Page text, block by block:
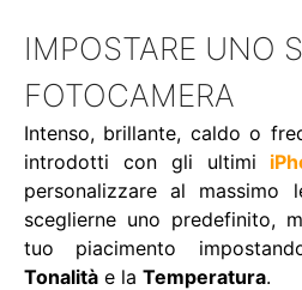
IMPOSTARE UNO
FOTOCAMERA
Intenso, brillante, caldo o
introdotti con gli ultimi
personalizzare al massimo
sceglierne uno predefinito,
tuo piacimento
Tonalità e la Temperatura.